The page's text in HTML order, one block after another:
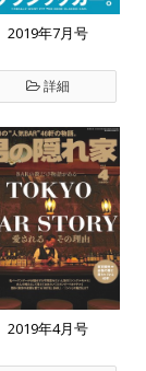
2019年7月号
詳細
2019年4月号